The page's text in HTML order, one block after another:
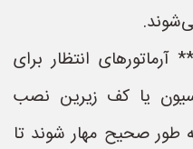
انتظار برای
یا کف زیرین نصب
طور صحیح مهار شوند تا